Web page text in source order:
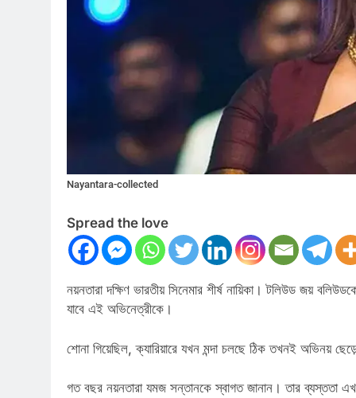
Nayantara-collected
Spread the love
নয়নতারা দক্ষিণ ভারতীয় সিনেমার শীর্ষ নায়িকা। টলিউড জয়
যাবে এই অভিনেত্রীকে।
শোনা গিয়েছিল, ক্যারিয়ারে যখন মন্দা চলছে ঠিক তখনই অভিনয়
গত বছর নয়নতারা যমজ সন্তানকে স্বাগত জানান। তার ব্যস্ততা